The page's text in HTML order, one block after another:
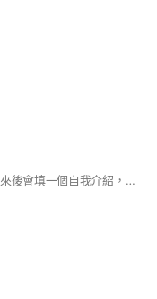
喜歡時代峰峻的人都可以進來 1.進來後會填一個自我介紹，自我介紹請在一週內完成 2.退群需填單（不一定要全填）若無填單，會強退